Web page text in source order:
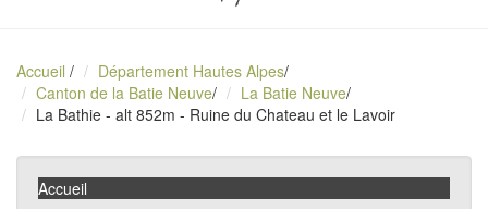
Accueil / Département Hautes Alpes/
Canton de la Batie Neuve/ La Batie Neuve/
La Bathie - alt 852m - Ruine du Chateau et le Lavoir
Accueil